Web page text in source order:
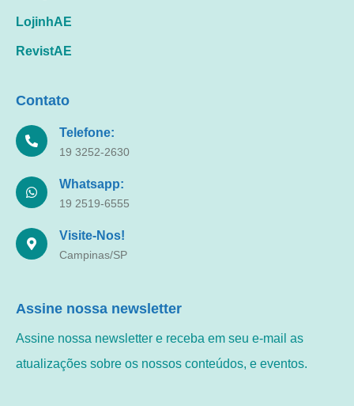
LojinhAE
RevistAE
Contato
Telefone:
19 3252-2630
Whatsapp:
19 2519-6555
Visite-Nos!
Campinas/SP
Assine nossa newsletter
Assine nossa newsletter e receba em seu e-mail as
atualizações sobre os nossos conteúdos, e eventos.